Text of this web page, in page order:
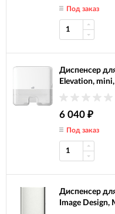
Под заказ
Диспенсер
Elevation,
6 040 ₽
Под заказ
Диспенсер
Image